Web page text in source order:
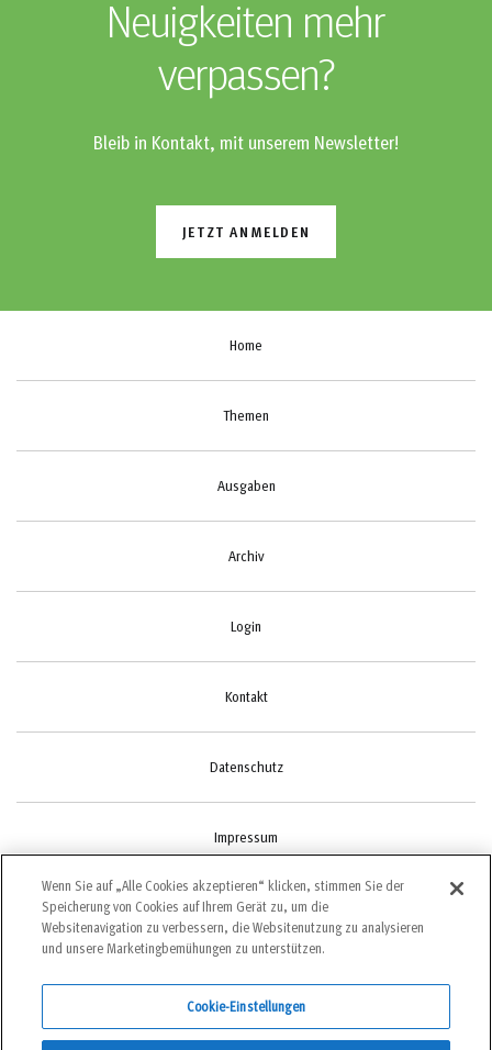
Neuigkeiten mehr
verpassen?
Bleib in Kontakt, mit unserem Newsletter!
JETZT ANMELDEN
Home
Themen
Ausgaben
Archiv
Login
Kontakt
Datenschutz
Impressum
Cookie-Einstellungen
©2022 bergundsteigen
Wenn Sie auf „Alle Cookies akzeptieren“ klicken, stimmen Sie der
Speicherung von Cookies auf Ihrem Gerät zu, um die
Websitenavigation zu verbessern, die Websitenutzung zu analysieren
und unsere Marketingbemühungen zu unterstützen.
Cookie-Einstellungen